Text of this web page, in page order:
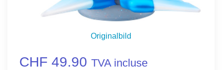
Originalbild
CHF 49.90 TVA incluse